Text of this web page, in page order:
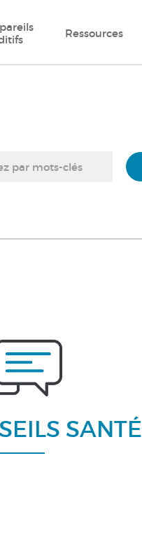
Ressources
SANTÉ